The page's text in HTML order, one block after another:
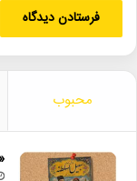
منوچهر_شاهسواری
محبوب